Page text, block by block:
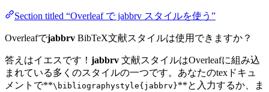
Section titled “Overleaf で jabbrv スタイルを使う”
Overleafでjabbrv BibTeX文献スタイルは使用できますか？
答えはイエスです！ jabbrv 文献スタイルはOverleafに組み込
まれている多くのスタイルの一つです。あなたのtexドキュ
メントで**\bibliographystyle{jabbrv}**と入力するか、ま